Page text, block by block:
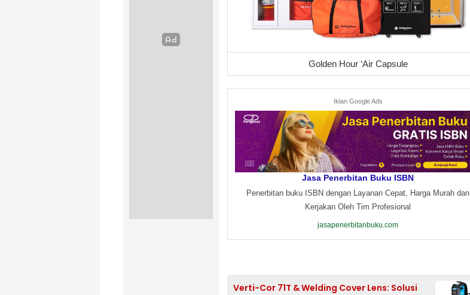
Golden Hour ‘Air Capsule
Iklan Google Ads
Jasa Penerbitan Buku ISBN
Penerbitan buku ISBN dengan Layanan Cepat, Harga Murah dan
Kerjakan Oleh Tim Profesional
jasapenerbitanbuku.com
Verti-Cor 71T & Welding Cover Lens: Solusi